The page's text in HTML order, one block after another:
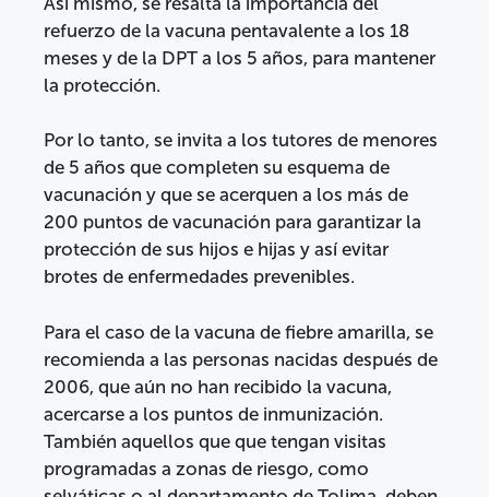
refuerzo de la vacuna pentavalente a los 18
meses y de la DPT a los 5 años, para mantener
la protección.
Por lo tanto, se invita a los tutores de menores
de 5 años que completen su esquema de
vacunación y que se acerquen a los más de
200 puntos de vacunación para garantizar la
protección de sus hijos e hijas y así evitar
brotes de enfermedades prevenibles.
Para el caso de la vacuna de fiebre amarilla, se
recomienda a las personas nacidas después de
2006, que aún no han recibido la vacuna,
acercarse a los puntos de inmunización.
También aquellos que que tengan visitas
programadas a zonas de riesgo, como